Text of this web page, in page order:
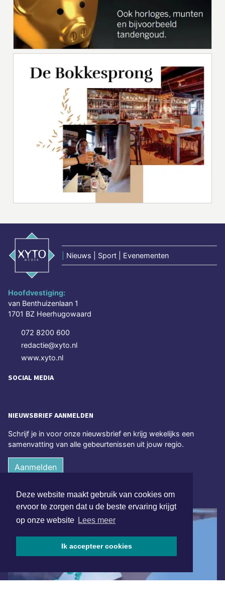
Deze website maakt gebruik van cookies om
ervoor te zorgen dat u de beste ervaring krijgt
op onze website Lees meer
Ik accepteer cookies
Nieuws | Sport | Evenementen
Hoofdvestiging:
van Benthuizenlaan 1
1701 BZ Heerhugowaard
072 8200 600
redactie@xyto.nl
www.xyto.nl
SOCIAL MEDIA
NIEUWSBRIEF AANMELDEN
Schrijf je in voor onze nieuwsbrief en krijg wekelijks een
samenvatting van alle gebeurtenissen uit jouw regio.
Aanmelden
ONLINE DAGBLADEN